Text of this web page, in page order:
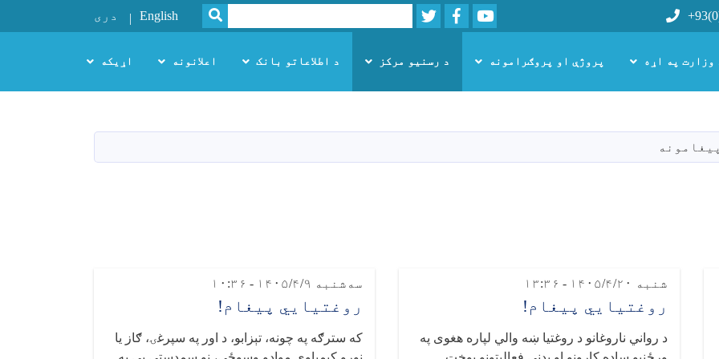
Youtube
Facebook
Twitter
Search
SEARCH
English دری
وزارت په اړه پروژې او پروګرامونه د رسنیو مرکز د اطلاعاتو بانک اعلانونه اړیکه
شنبه ۱۴۰۵/۴/۲۰ - ۱۳:۳۶
روغتیايي پیغام!
د رواني ناروغانو د روغتیا ښه والي لپاره هغوی په
سه‌شنبه ۱۴۰۵/۴/۹ - ۱۰:۳۶
روغتیايي پیغام!
که سترګه په چونه، تېزابو، د اور په سپرغۍ، ګاز یا